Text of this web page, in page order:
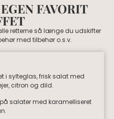
FAVORIT
retterne så længe du udskifter
med tilbehør o.s.v.
i sylteglas, frisk salat med
citron og dild.
salater med karamelliseret